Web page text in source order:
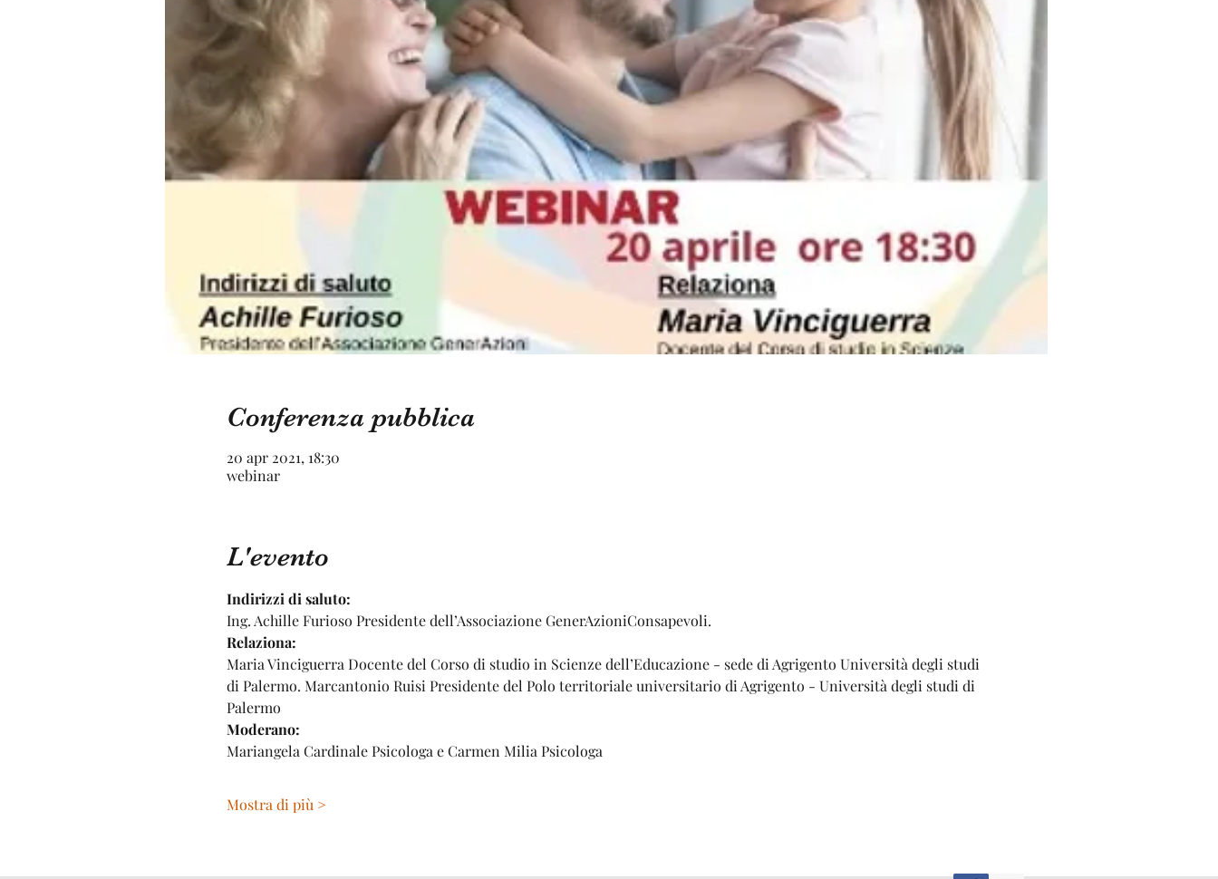
Conferenza pubblica
20 apr 2021, 18:30
webinar
L'evento
Indirizzi di saluto:
Ing. Achille Furioso Presidente dell’Associazione GenerAzioniConsapevoli.
Relaziona:
Maria Vinciguerra Docente del Corso di studio in Scienze dell’Educazione - sede di Agrigento Università degli studi
di Palermo. Marcantonio Ruisi Presidente del Polo territoriale universitario di Agrigento - Università degli studi di
Palermo
Moderano:
Mariangela Cardinale Psicologa e Carmen Milia Psicologa
Mostra di più >